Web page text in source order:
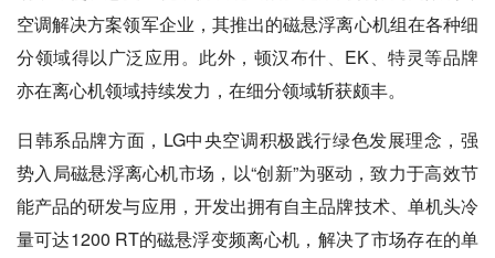
空调解决方案领军企业，其推出的磁悬浮离心机组在各种细
分领域得以广泛应用。此外，顿汉布什、EK、特灵等品牌
亦在离心机领域持续发力，在细分领域斩获颇丰。
日韩系品牌方面，LG中央空调积极践行绿色发展理念，强
势入局磁悬浮离心机市场，以“创新”为驱动，致力于高效节
能产品的研发与应用，开发出拥有自主品牌技术、单机头冷
量可达1200 RT的磁悬浮变频离心机，解决了市场存在的单